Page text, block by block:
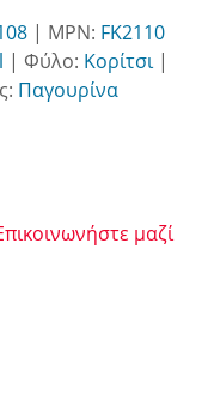
| MPN: FK2110
| Φύλο: Κορίτσι|
Παγουρίνα
μαζί